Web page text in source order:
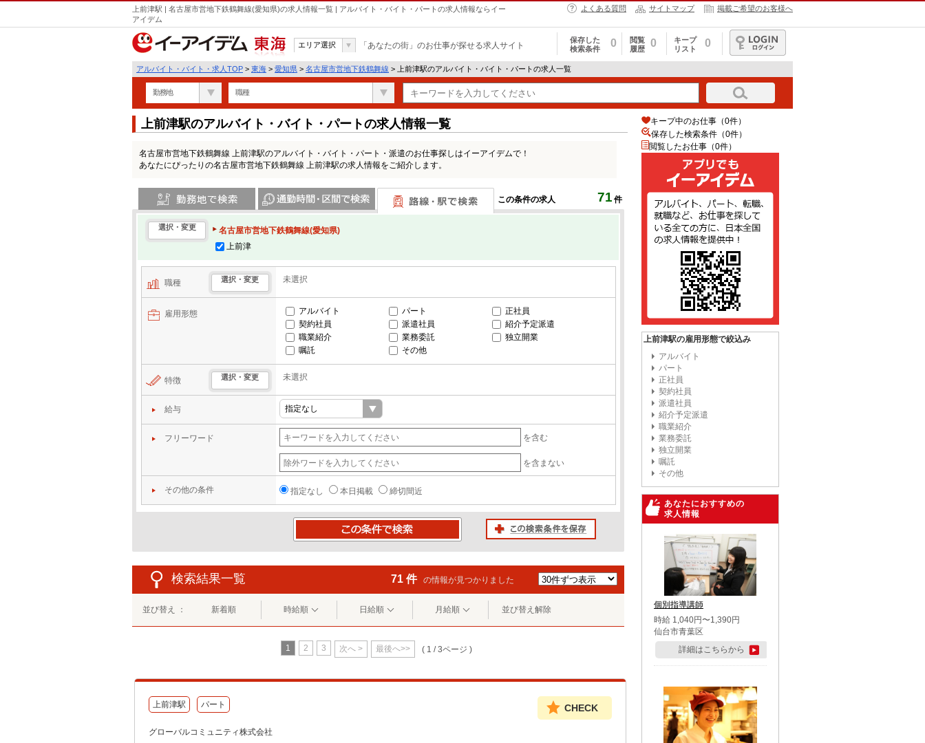
上前津駅 | 名古屋市営地下鉄鶴舞線(愛知県)の求人情報一覧 | アルバイト・バイト・パートの求人情報ならイー
アイデム
よくある質問 サイトマップ 掲載ご希望のお客様へ
東海
エリア選択 「あなたの街」のお仕事が探せる求人サイト
保存した
検索条件
0
閲覧
履歴
0
キープ
リスト
0
ログイン
アルバイト・バイト・求人TOP > 東海 > 愛知県 > 名古屋市営地下鉄鶴舞線 > 上前津駅のアルバイト・バイト・パートの求人一覧
勤務地 職種
上前津駅のアルバイト・バイト・パートの求人情報一覧
名古屋市営地下鉄鶴舞線 上前津駅のアルバイト・バイト・パート・派遣のお仕事探しはイーアイデムで！
あなたにぴったりの名古屋市営地下鉄鶴舞線 上前津駅の求人情報をご紹介します。
この条件の求人 71 件
選択・変更
名古屋市営地下鉄鶴舞線(愛知県)
上前津
職種 選択・変更 未選択
雇用形態 アルバイト パート
正社員
契約社員
派遣社員
紹介予定派遣
職業紹介
業務委託
独立開業
嘱託
その他
特徴 選択・変更 未選択
給与
フリーワード を含む
を含まない
その他の条件 指定なし 本日掲載 締切間近
検索結果一覧 71 件 の情報が見つかりました
並び替え ： 新着順 時給順 日給順 月給順 並び替え解除
1 2 3 次へ > 最後へ>> ( 1 / 3ページ )
上前津駅 パート CHECK
グローバルコミュニティ株式会社
キープ中のお仕事（0件）
保存した検索条件（0件）
閲覧したお仕事（0件）
上前津駅の雇用形態で絞込み
アルバイト
パート
正社員
契約社員
派遣社員
紹介予定派遣
職業紹介
業務委託
独立開業
嘱託
その他
あなたにおすすめの
求人情報
個別指導講師
時給 1,040円〜1,390円
仙台市青葉区
詳細はこちらから